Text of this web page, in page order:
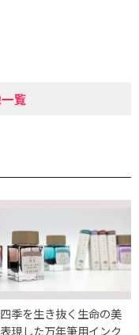
覧
季を生き抜く生命の美
現した万年筆用インク